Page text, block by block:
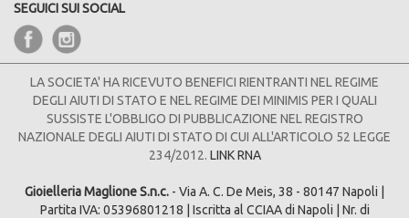
SEGUICI SUI SOCIAL
LA SOCIETA' HA RICEVUTO BENEFICI RIENTRANTI NEL REGIME
DEGLI AIUTI DI STATO E NEL REGIME DEI MINIMIS PER I QUALI
SUSSISTE L'OBBLIGO DI PUBBLICAZIONE NEL REGISTRO
NAZIONALE DEGLI AIUTI DI STATO DI CUI ALL'ARTICOLO 52 LEGGE
234/2012. LINK RNA
Gioielleria Maglione S.n.c. - Via A. C. De Meis, 38 - 80147 Napoli |
Partita IVA: 05396801218 | Iscritta al CCIAA di Napoli | Nr. di